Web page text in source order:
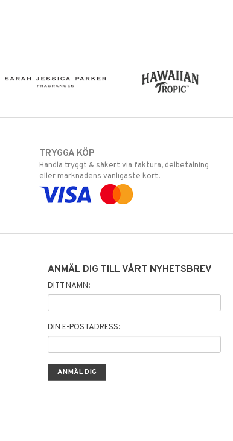
TRYGGA KÖP
Handla tryggt & säkert via faktura, delbetalning
eller marknadens vanligaste kort.
ANMÄL DIG TILL VÅRT NYHETSBREV
DITT NAMN:
DIN E-POSTADRESS: